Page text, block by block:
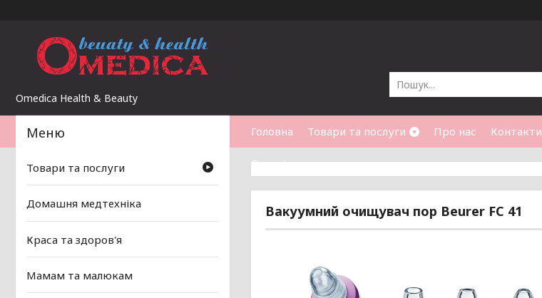
Omedica Health & Beauty
Головна Товари та послуги Про нас Контакти
Статті
Вакуумний очищувач пор Beurer FC 41
Товари та послуги
Домашня медтехніка
Краса та здоров'я
Мамам та малюкам